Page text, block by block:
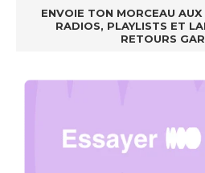
ENVOIE TON MORCEAU
RADIOS, PLAYLISTS ET
RETOURS